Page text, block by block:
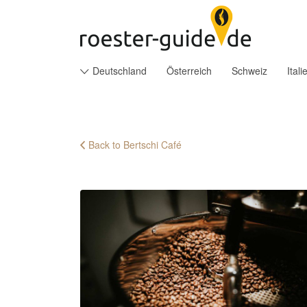
Deutschland Österreich Schweiz
Back to Bertschi Café